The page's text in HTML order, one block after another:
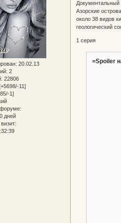
: 20.02.13
2
22806
[+5698/-11]
1]
дней
Документальный
Азорские
около 38 видов
геологический
1 серия
=Spoiler